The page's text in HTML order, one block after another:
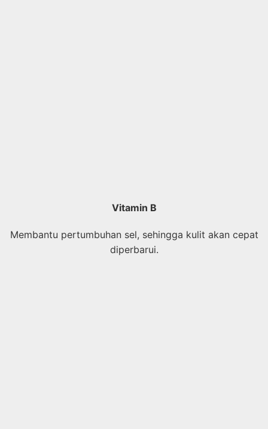
Vitamin B
Membantu pertumbuhan sel, sehingga kulit akan cepat
diperbarui.